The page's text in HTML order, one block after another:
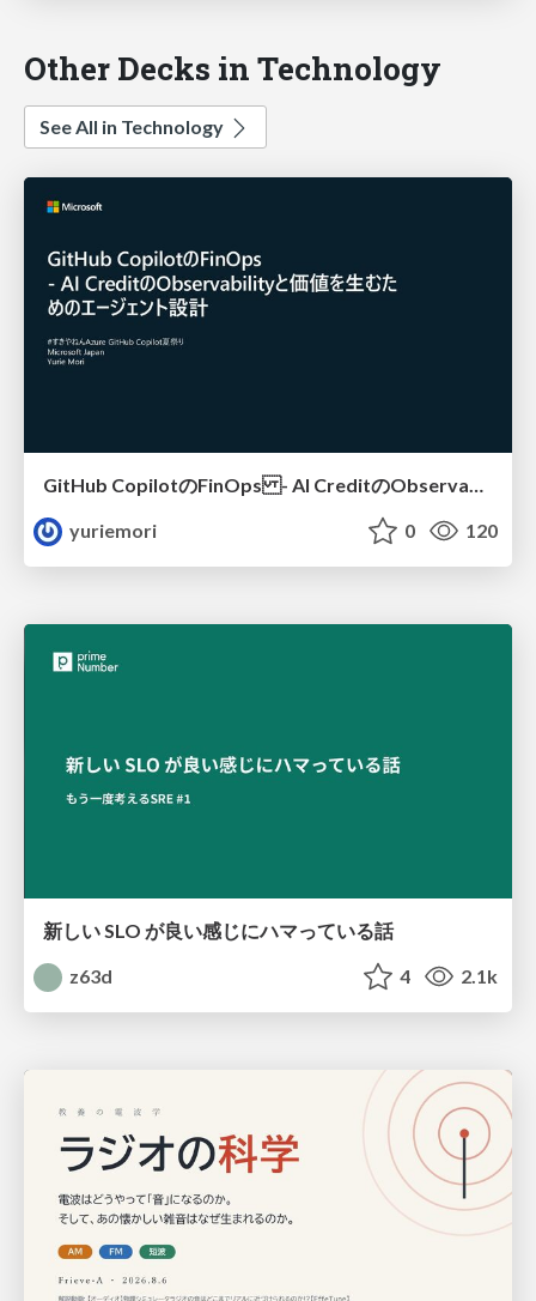
Other Decks in Technology
See All in Technology
yuriemori
0 120
新しい SLO が良い感じにハマっている話
z63d
4 2.1k